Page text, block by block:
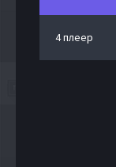
4 плеер